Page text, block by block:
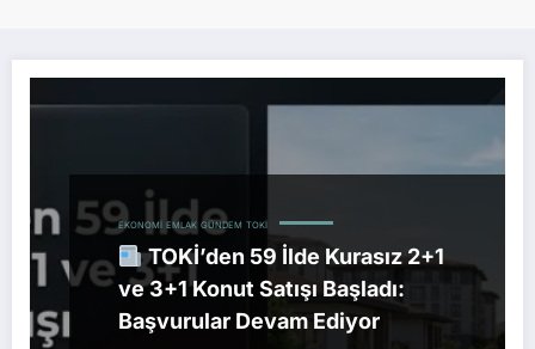
EKONOMI EMLAK GÜNDEM TOKI
TOKİ’den 59 İlde Kurasız 2+1
ve 3+1 Konut Satışı Başladı:
Başvurular Devam Ediyor